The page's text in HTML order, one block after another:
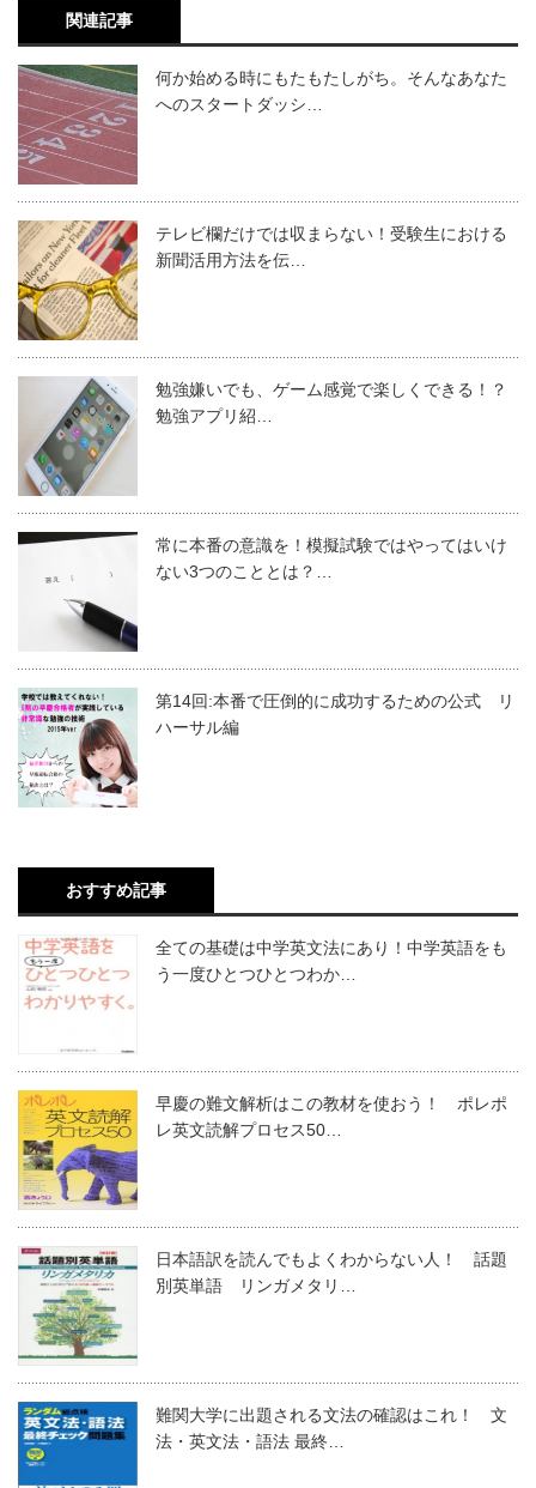
関連記事
何か始める時にもたもたしがち。そんなあなた
へのスタートダッシ…
テレビ欄だけでは収まらない！受験生における
新聞活用方法を伝…
勉強嫌いでも、ゲーム感覚で楽しくできる！？
勉強アプリ紹…
常に本番の意識を！模擬試験ではやってはいけ
ない3つのこととは？…
第14回:本番で圧倒的に成功するための公式 リ
ハーサル編
おすすめ記事
全ての基礎は中学英文法にあり！中学英語をも
う一度ひとつひとつわか…
早慶の難文解析はこの教材を使おう！ ポレポ
レ英文読解プロセス50…
日本語訳を読んでもよくわからない人！ 話題
別英単語 リンガメタリ…
難関大学に出題される文法の確認はこれ！ 文
法・英文法・語法 最終…